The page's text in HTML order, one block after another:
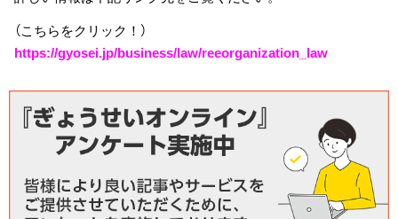
（こちらをクリック！）
https://gyosei.jp/business/law/reeorganization_law